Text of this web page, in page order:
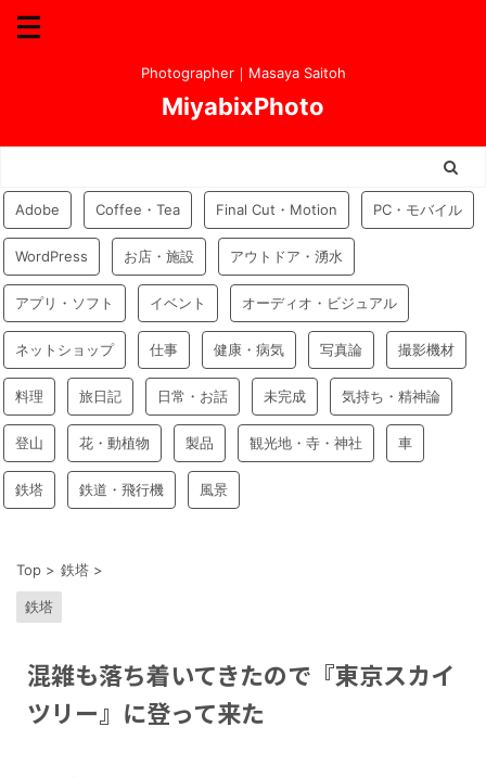
Photographer｜Masaya Saitoh
MiyabixPhoto
Adobe Coffee・Tea Final Cut・Motion PC・モバイル
WordPress お店・施設 アウトドア・湧水
アプリ・ソフト イベント オーディオ・ビジュアル
ネットショップ 仕事 健康・病気 写真論 撮影機材
料理 旅日記 日常・お話 未完成 気持ち・精神論
登山 花・動植物 製品 観光地・寺・神社 車
鉄塔 鉄道・飛行機 風景
Top > 鉄塔 >
鉄塔
混雑も落ち着いてきたので『東京スカイ
ツリー』に登って来た